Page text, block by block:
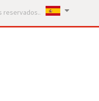
reservados..